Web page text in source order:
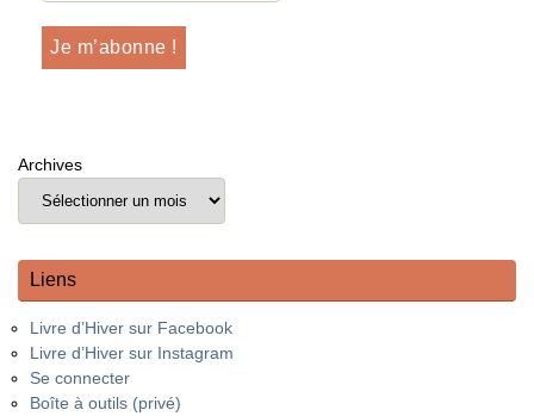
Archives
Liens
Livre d’Hiver sur Facebook
Livre d’Hiver sur Instagram
Se connecter
Boîte à outils (privé)